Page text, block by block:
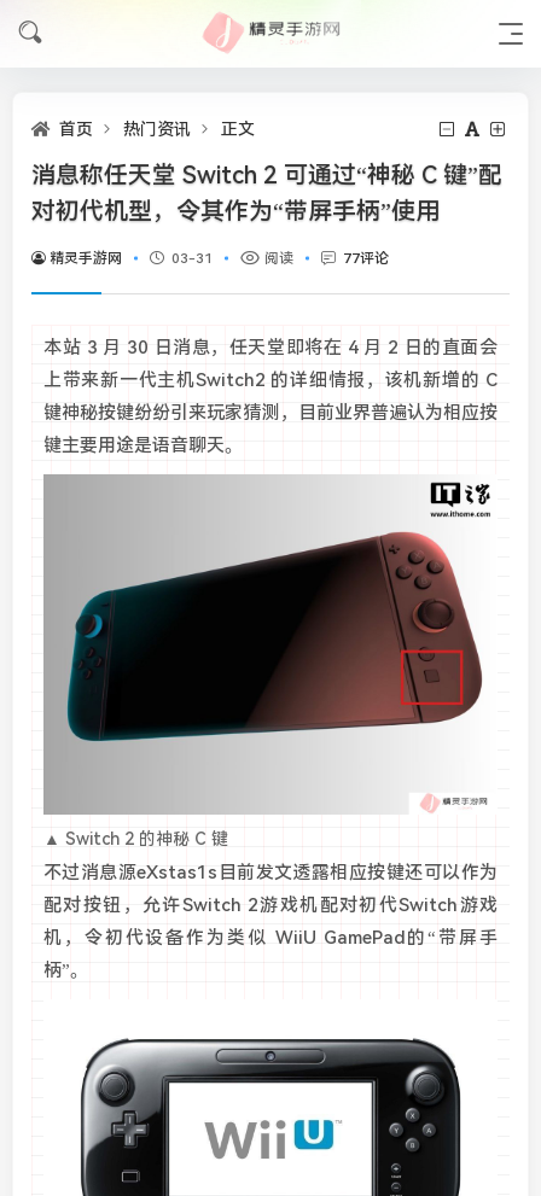
首页 热门资讯 正文
消息称任天堂 Switch 2 可通过“神秘 C 键”配
对初代机型，令其作为“带屏手柄”使用
精灵手游网 03-31 阅读 77评论
本站 3 月 30 日消息，任天堂即将在 4 月 2 日的直面会
上带来新一代主机Switch2 的详细情报，该机新增的 C
键神秘按键纷纷引来玩家猜测，目前业界普遍认为相应按
键主要用途是语音聊天。
▲ Switch 2 的神秘 C 键
不过消息源eXstas1s目前发文透露相应按键还可以作为
配对按钮，允许Switch 2游戏机配对初代Switch游戏
机，令初代设备作为类似 WiiU GamePad的“带屏手
柄”。